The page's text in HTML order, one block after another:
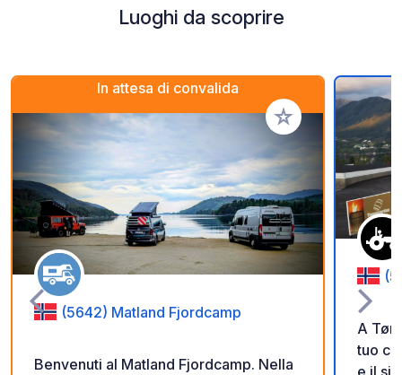
Luoghi da scoprire
In attesa di convalida
Aggiungi ai tuoi
(5642) Matland Fjordcamp
Benvenuti al Matland Fjordcamp. Nella
A
tuo